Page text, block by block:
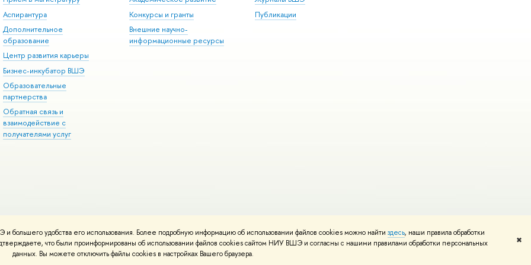
удобства его использования. Более подробную информацию об использовании файлов cookies можно найти здесь, наши правила обработки
что были проинформированы об использовании файлов cookies сайтом НИУ ВШЭ и согласны с нашими правилами обработки персональных
данных. Вы можете отключить файлы cookies в настройках Вашего браузера.
✖
Аспирантура
Дополнительное
образование
Центр развития карьеры
Бизнес-инкубатор ВШЭ
Образовательные
партнерства
Обратная связь и
взаимодействие с
получателями услуг
Конкурсы и гранты
Внешние научно-
информационные ресурсы
Публикации
Редактору
Условия использования материалов Политика конфиденциальности Карта сайта
вШколе дизайна НИУ ВШЭ